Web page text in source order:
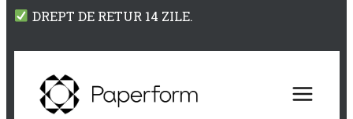
DREPT DE RETUR 14 ZILE.